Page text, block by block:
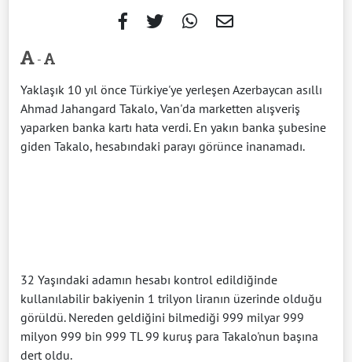
-
Yaklaşık 10 yıl önce Türkiye'ye yerleşen Azerbaycan asıllı
Ahmad Jahangard Takalo, Van'da marketten alışveriş
yaparken banka kartı hata verdi. En yakın banka şubesine
giden Takalo, hesabındaki parayı görünce inanamadı.
32 Yaşındaki adamın hesabı kontrol edildiğinde
kullanılabilir bakiyenin 1 trilyon liranın üzerinde olduğu
görüldü. Nereden geldiğini bilmediği 999 milyar 999
milyon 999 bin 999 TL 99 kuruş para Takalo'nun başına
dert oldu.